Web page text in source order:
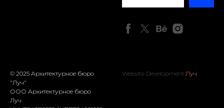
© 2025 Архитектурное бюро
"Луч"
ООО Архитектурное бюро
Луч
Website Development:Луч